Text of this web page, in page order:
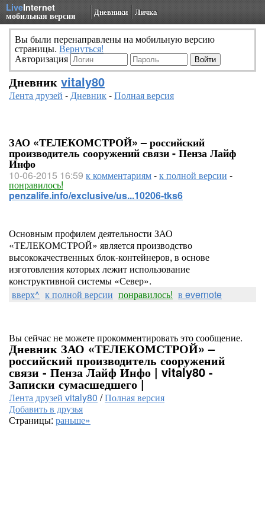
LiveInternet
мобильная версия Дневники Личка
Вы были перенаправлены на мобильную версию
страницы. Вернуться!
Авторизация
Дневник vitaly80
Лента друзей -Дневник-Полная версия
ЗАО «ТЕЛЕКОМСТРОЙ» – российский
производитель сооружений связи - Пенза Лайф
Инфо
10-06-2015 16:59 к комментариям-к полной версии -
понравилось!
penzalife.info/exclusive/us...10206-tks6
Основным профилем деятельности ЗАО
«ТЕЛЕКОМСТРОЙ» является производство
высококачественных блок-контейнеров, в основе
изготовления которых лежит использование
конструктивной системы «Север».
вверх^ к полной версии понравилось! в evernote
Вы сейчас не можете прокомментировать это сообщение.
Дневник ЗАО «ТЕЛЕКОМСТРОЙ» –
российский производитель сооружений
связи - Пенза Лайф Инфо | vitaly80 -
Записки сумасшедшего |
Лента друзей vitaly80 /Полная версия
Добавить в друзья
Страницы: раньше»